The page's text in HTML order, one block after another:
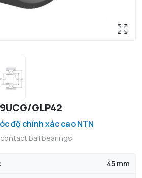
GLP42
độ chính xác cao NTN
ball bearings
45 mm